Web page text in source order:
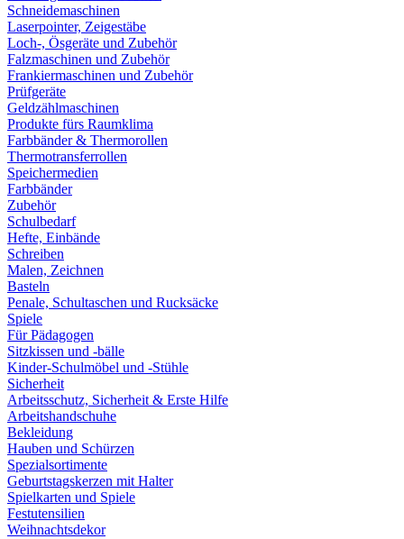
Schneidemaschinen
Laserpointer, Zeigestäbe
Loch-, Ösgeräte und Zubehör
Falzmaschinen und Zubehör
Frankiermaschinen und Zubehör
Prüfgeräte
Geldzählmaschinen
Produkte fürs Raumklima
Farbbänder & Thermorollen
Thermotransferrollen
Speichermedien
Farbbänder
Zubehör
Schulbedarf
Hefte, Einbände
Schreiben
Malen, Zeichnen
Basteln
Penale, Schultaschen und Rucksäcke
Spiele
Für Pädagogen
Sitzkissen und -bälle
Kinder-Schulmöbel und -Stühle
Sicherheit
Arbeitsschutz, Sicherheit & Erste Hilfe
Arbeitshandschuhe
Bekleidung
Hauben und Schürzen
Spezialsortimente
Geburtstagskerzen mit Halter
Spielkarten und Spiele
Festutensilien
Weihnachtsdekor